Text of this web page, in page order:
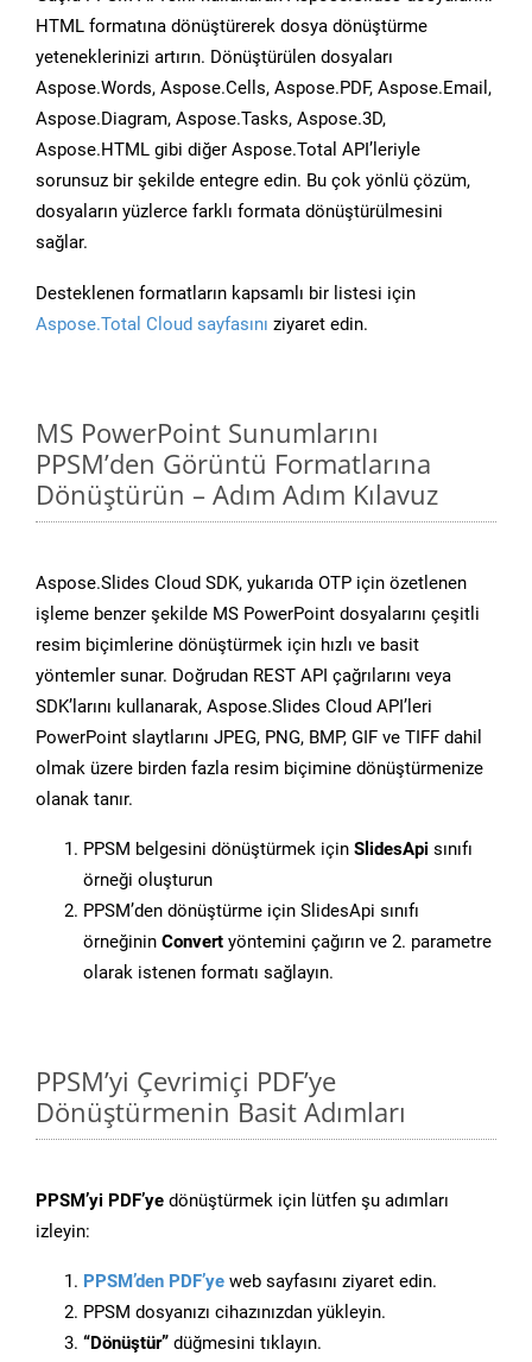
HTML formatına dönüştürerek dosya dönüştürme
yeteneklerinizi artırın. Dönüştürülen dosyaları
Aspose.Words, Aspose.Cells, Aspose.PDF, Aspose.Email,
Aspose.Diagram, Aspose.Tasks, Aspose.3D,
Aspose.HTML gibi diğer Aspose.Total API’leriyle
sorunsuz bir şekilde entegre edin. Bu çok yönlü çözüm,
dosyaların yüzlerce farklı formata dönüştürülmesini
sağlar.
Desteklenen formatların kapsamlı bir listesi için
Aspose.Total Cloud sayfasını ziyaret edin.
MS PowerPoint Sunumlarını
PPSM’den Görüntü Formatlarına
Dönüştürün – Adım Adım Kılavuz
Aspose.Slides Cloud SDK, yukarıda OTP için özetlenen
işleme benzer şekilde MS PowerPoint dosyalarını çeşitli
resim biçimlerine dönüştürmek için hızlı ve basit
yöntemler sunar. Doğrudan REST API çağrılarını veya
SDK’larını kullanarak, Aspose.Slides Cloud API’leri
PowerPoint slaytlarını JPEG, PNG, BMP, GIF ve TIFF dahil
olmak üzere birden fazla resim biçimine dönüştürmenize
olanak tanır.
PPSM belgesini dönüştürmek için SlidesApi sınıfı
örneği oluşturun
PPSM’den dönüştürme için SlidesApi sınıfı
örneğinin Convert yöntemini çağırın ve 2. parametre
olarak istenen formatı sağlayın.
PPSM’yi Çevrimiçi PDF’ye
Dönüştürmenin Basit Adımları
PPSM’yi PDF’ye dönüştürmek için lütfen şu adımları
izleyin:
PPSM’den PDF’ye web sayfasını ziyaret edin.
PPSM dosyanızı cihazınızdan yükleyin.
“Dönüştür” düğmesini tıklayın.